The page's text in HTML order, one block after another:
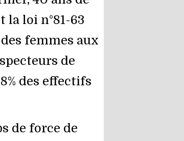
la loi n°81-63
femmes aux
de
des effectifs
de force de